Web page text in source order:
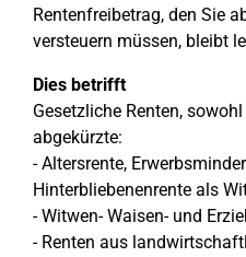
Rentenfreibetrag, den Sie
versteuern müssen, bleibt
Dies betrifft
Gesetzliche Renten,
abgekürzte:
- Altersrente,
Hinterbliebenenrente als
- Witwen- Waisen- und
- Renten aus